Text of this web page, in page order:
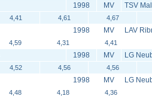
1998 MV TSV
4,41 4,61 4,67
1998 MV LAV
4,59 4,31 4,41
1998 MV LG
4,52 4,56 4,56
1998 MV LG
4,48 4,18 4,36